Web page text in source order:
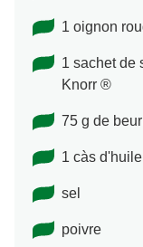
1 oignon
1 sachet de
Knorr ®
75 g de
1 càs
sel
poivre